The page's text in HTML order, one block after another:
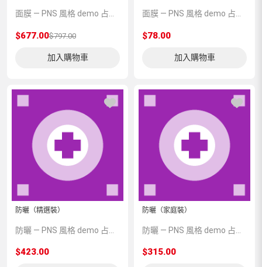
面膜 — PNS 風格 demo 占位商品，方便首頁與分類頁版位演示，上線前由業務替換為真實 SKU。
$677.00$797.00
加入購物車
面膜 — PNS 風格 demo 占位商品，方便首頁與分類頁版位演示，上線前由業務替換為真實 SKU。
$78.00
加入購物車
防曬（精選裝）
$423.00
防曬（家庭裝）
$315.00